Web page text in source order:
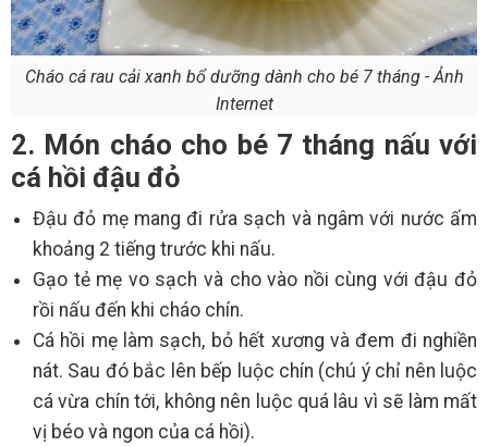
Cháo cá rau cải xanh bổ dưỡng dành cho bé 7 tháng - Ảnh
Internet
2. Món cháo cho bé 7 tháng nấu với
cá hồi đậu đỏ
Đậu đỏ mẹ mang đi rửa sạch và ngâm với nước ấm
khoảng 2 tiếng trước khi nấu.
Gạo tẻ mẹ vo sạch và cho vào nồi cùng với đậu đỏ
rồi nấu đến khi cháo chín.
Cá hồi mẹ làm sạch, bỏ hết xương và đem đi nghiền
nát. Sau đó bắc lên bếp luộc chín (chú ý chỉ nên luộc
cá vừa chín tới, không nên luộc quá lâu vì sẽ làm mất
vị béo và ngon của cá hồi).